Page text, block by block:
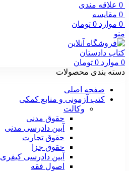
0 علاقه مندی
0 مقایسه
0 موارد 0 تومان
منو
0 موارد 0 تومان
دسته بندی محصولات
صفحه اصلی
کتب آزمونی و منابع کمکی
وکالت
حقوق مدنی
آیین دادرسی مدنی
حقوق تجارت
حقوق جزا
آیین دادرسی کیفری
اصول فقه